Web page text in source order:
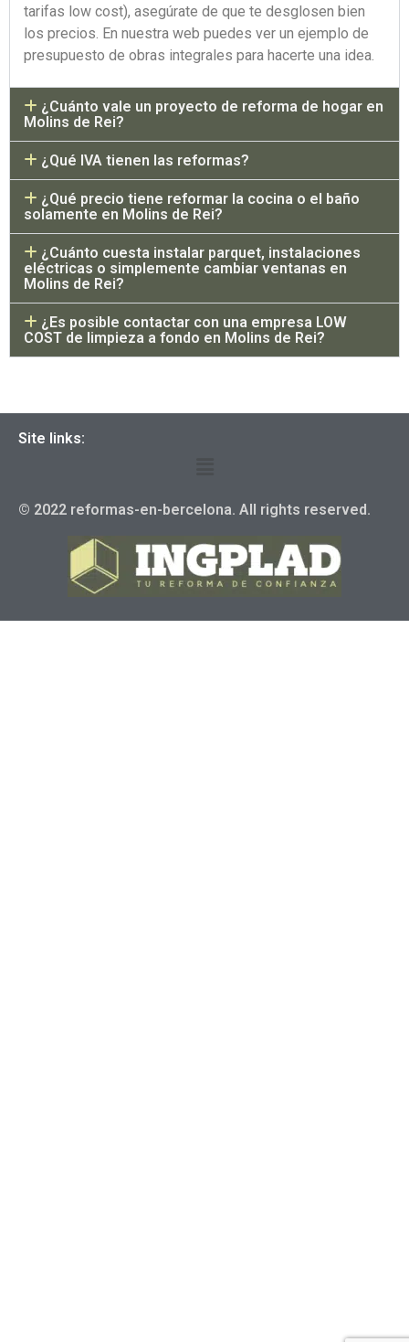
tarifas low cost), asegúrate de que te desglosen bien
los precios. En nuestra web puedes ver un ejemplo de
presupuesto de obras integrales para hacerte una idea.
¿Cuánto vale un proyecto de reforma de hogar en
Molins de Rei?
¿Qué IVA tienen las reformas?
¿Qué precio tiene reformar la cocina o el baño
solamente en Molins de Rei?
¿Cuánto cuesta instalar parquet, instalaciones
eléctricas o simplemente cambiar ventanas en
Molins de Rei?
¿Es posible contactar con una empresa LOW
COST de limpieza a fondo en Molins de Rei?
Site links:
© 2022 reformas-en-bercelona. All rights reserved.